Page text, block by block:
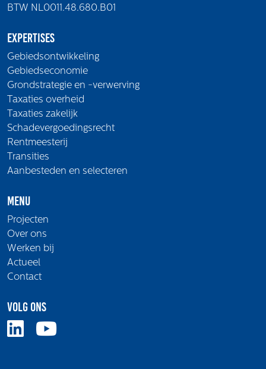
BTW NL0011.48.680.B01
Expertises
Gebiedsontwikkeling
Gebiedseconomie
Grondstrategie en -verwerving
Taxaties overheid
Taxaties zakelijk
Schadevergoedingsrecht
Rentmeesterij
Transities
Aanbesteden en selecteren
Menu
Projecten
Over ons
Werken bij
Actueel
Contact
Volg ons